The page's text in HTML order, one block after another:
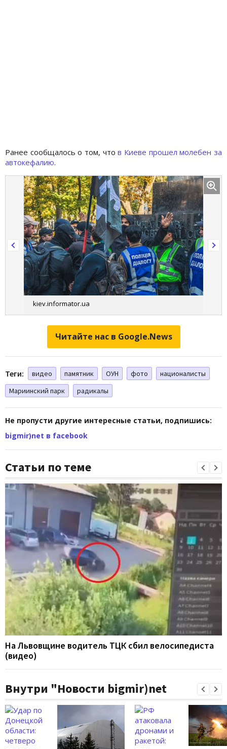
Ранее сообщалось о том, чтов Киеве прошел молебен за
автокефалию.
kiev.informator.ua
Читайте нас в Google.News
Теги: видео памятник ОУН фото
националисты
Мариинский парк
радикалы
Не пропусти другие интересные статьи, подпишись:
bigmir)net в facebook
Статьи по теме
На Львовщине водитель ТЦК сбил велосипедиста
(видео)
Внутри "Новости bigmir)net